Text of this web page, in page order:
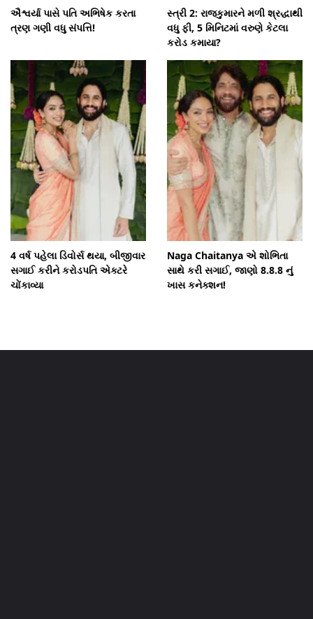
ઐશ્વર્યા પાસે પતિ અભિષેક કરતા
ત્રણ ગણી વધુ સંપત્તિ!
સ્ત્રી 2: રાજકુમારને મળી શ્રદ્ધાથી
વધુ ફી, 5 મિનિટમાં વરુણે કેટલા
કરોડ કમાયા?
4 વર્ષ પહેલા ડિવોર્સ થયા, બીજીવાર
સગાઈ કરીને કરોડપતિ એક્ટરે
ચોંકાવ્યા
Naga Chaitanya એ શોભિતા
સાથે કરી સગાઈ, જાણો 8.8.8 નું
ખાસ કનેક્શન!